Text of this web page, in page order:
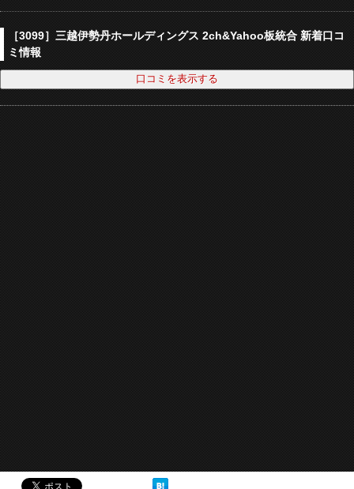
［3099］三越伊勢丹ホールディングス 2ch&Yahoo板統合 新着口コ
ミ情報